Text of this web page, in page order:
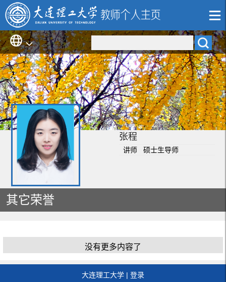
张程
讲师 硕士生导师
其它荣誉
没有更多内容了
大连理工大学 | 登录